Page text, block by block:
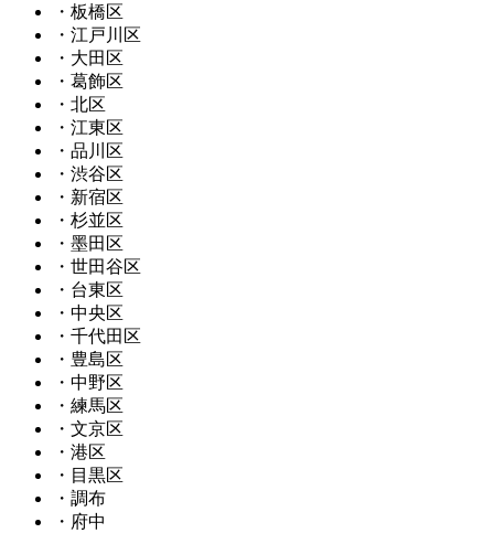
・板橋区
・江戸川区
・大田区
・葛飾区
・北区
・江東区
・品川区
・渋谷区
・新宿区
・杉並区
・墨田区
・世田谷区
・台東区
・中央区
・千代田区
・豊島区
・中野区
・練馬区
・文京区
・港区
・目黒区
・調布
・府中